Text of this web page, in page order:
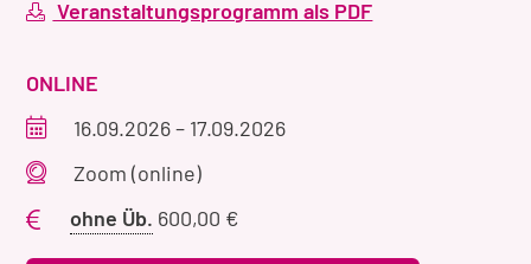
Veranstaltungsprogramm als PDF
VERANSTALTUNGSART
ONLINE
Veranstaltungszeitraum
16.09.2026– 17.09.2026
Veranstaltungsort
Zoom (online)
ohne Üb. Preis
600,00 €